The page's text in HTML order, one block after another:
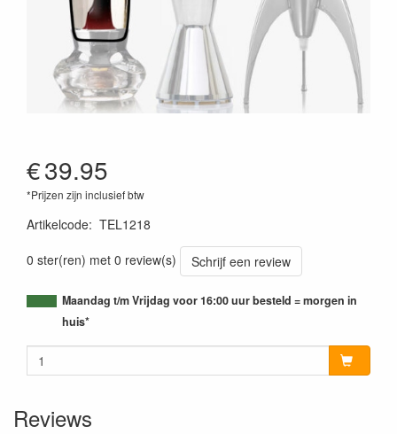
€39.95
*Prijzen zijn inclusief btw
Artikelcode: TEL1218
0 ster(ren) met 0 review(s)
Schrijf een review
Maandag t/m Vrijdag voor 16:00 uur besteld = morgen in
huis*
Reviews